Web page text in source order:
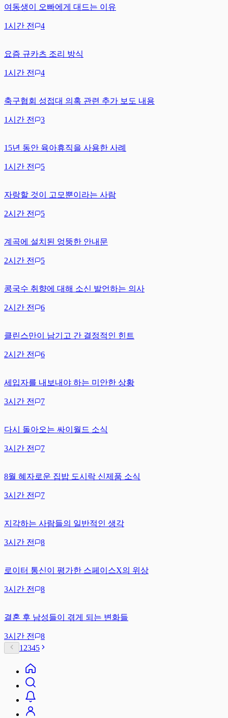
여동생이 오빠에게 대드는 이유
1시간 전 4
요즘 규카츠 조리 방식
1시간 전 4
축구협회 성접대 의혹 관련 추가 보도 내용
1시간 전 3
15년 동안 육아휴직을 사용한 사례
1시간 전 5
자랑할 것이 고모뿐이라는 사람
2시간 전 5
계곡에 설치된 엉뚱한 안내문
2시간 전 5
콩국수 취향에 대해 소신 발언하는 의사
2시간 전 6
클린스만이 남기고 간 결정적인 힌트
2시간 전 6
세입자를 내보내야 하는 미안한 상황
3시간 전 7
다시 돌아오는 싸이월드 소식
3시간 전 7
8월 혜자로운 집밥 도시락 신제품 소식
3시간 전 7
지각하는 사람들의 일반적인 생각
3시간 전 8
로이터 통신이 평가한 스페이스X의 위상
3시간 전 8
결혼 후 남성들이 겪게 되는 변화들
3시간 전
8
1 2345